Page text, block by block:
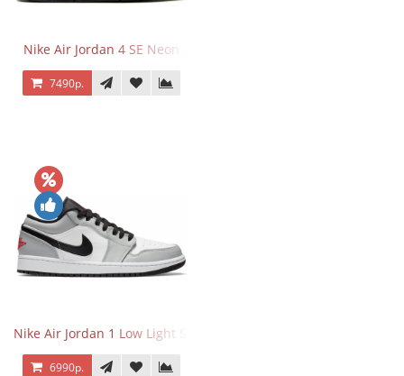
Nike Air Jordan 4 SE Neon
7490р.
Nike Air Jordan 1 Low Light Smoke Grey
6990р.